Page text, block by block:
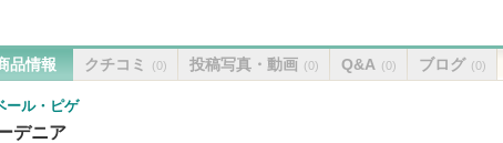
品情報 クチコミ (0) 投稿写真・動画 (0) Q&A (0) ブログ (0)
ール・ピゲ
デニア